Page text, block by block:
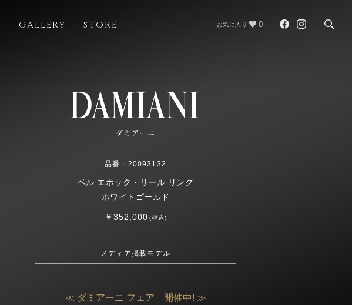
GALLERY STORE お気に入り 0
ダミアーニ
品番：20093132
ベル エポック・リール リング
ホワイトゴールド
￥352,000(税込)
メディア掲載モデル
≪ ダミアーニ フェア 開催中! ≫